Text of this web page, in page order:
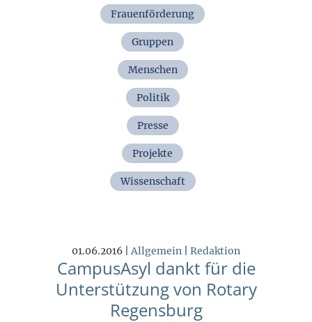
Frauenförderung
Gruppen
Menschen
Politik
Presse
Projekte
Wissenschaft
01.06.2016 |Allgemein Redaktion
CampusAsyl dankt für die
Unterstützung von Rotary
Regensburg